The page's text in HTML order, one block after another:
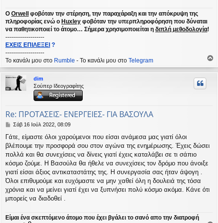
Ο Orwell φοβόταν την στέρηση, την παραχάραξη και την απόκρυψη της
πληροφορίας ενώ ο Huxley φοβόταν την υπερπληροφόρηση που δύναται
να παθητικοποιεί το άτομο… Σήμερα χρησιμοποιείται η διπλή μεθοδολογία!
--------------------
ΕΧΕΙΣ ΕΠΙΛΕΞΕΙ ?
--------------------
Το κανάλι μου στο Rumble - Το κανάλι μου στο Telegram
ρ
dim
Σούπερ Ιδεογραφίτης
Re: ΠΡΟΤΑΣΕΙΣ- ΕΝΕΡΓΕΙΕΣ- ΓΙΑ ΒΑΣΟΥΛΑ
Δ
μ
ο
σ
ί
υ
σ
η
Σάβ 16 Ιούλ 2022, 08:09
Γάτε, είμαστε όλοι χαρούμενοι που είσαι ανάμεσα μας γιατί όλοι
βλέπουμε την προσφορά σου στον αγώνα της ενημέρωσης. Έχεις δώσει
πολλά και θα συνεχίσεις να δίνεις γιατί έχεις καταλάβει σε τι σάπιο
κόσμο ζούμε. Η Βασούλα θα ήθελε να συνεχίσεις τον δρόμο που άνοιξε
γιατί είσαι άξιος αντικαταστάτης της. Η συνεργασία σας ήταν άψογη .
Όλοι επιθυμούμε και ευχόμαστε να μην χαθεί όλη η δουλειά της τόσα
χρόνια και να μείνει γιατί έχει να ξυπνήσει πολύ κόσμο ακόμα. Κάνε ότι
μπορείς να διαδοθεί .
Είμαι ένα σκεπτόμενο άτομο που έχει βγάλει το σανό απο την διατροφή